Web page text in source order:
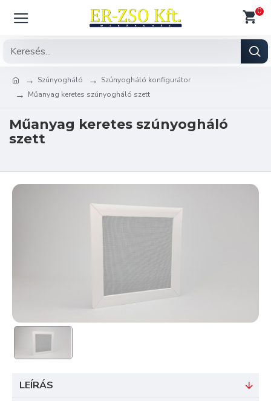
0
Szúnyogháló
Szúnyogháló konfigurátor
Műanyag keretes szúnyogháló szett
Műanyag keretes szúnyogháló
szett
LEÍRÁS